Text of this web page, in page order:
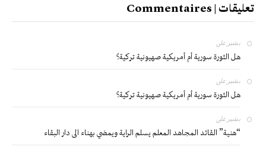
تعليقات | Commentaires
بشير على
هل الثورة سورية أم أمريكية صهيونية تركية؟
بشير على
هل الثورة سورية أم أمريكية صهيونية تركية؟
بشير على
“هنية” القائد المجاهد المعلم يسلم الراية ويمضي بهناء الى دار البقاء